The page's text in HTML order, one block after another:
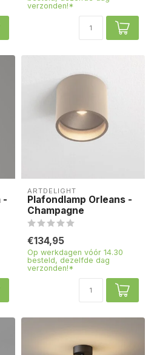
verzonden!*
-
ARTDELIGHT
Plafondlamp Orleans -
Champagne
€134,95
Op werkdagen vóór 14.30
besteld, dezelfde dag
verzonden!*